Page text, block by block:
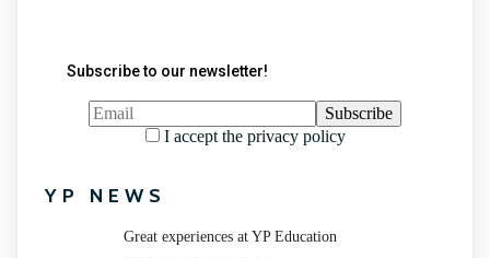
Subscribe to our newsletter!
I accept the privacy policy
YP NEWS
Great experiences at YP Education